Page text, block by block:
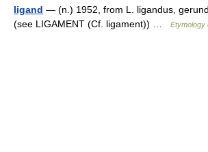
ligand — (n.) 1952, from L. ligandus,
(see LIGAMENT (Cf. ligament)) …
Etymology